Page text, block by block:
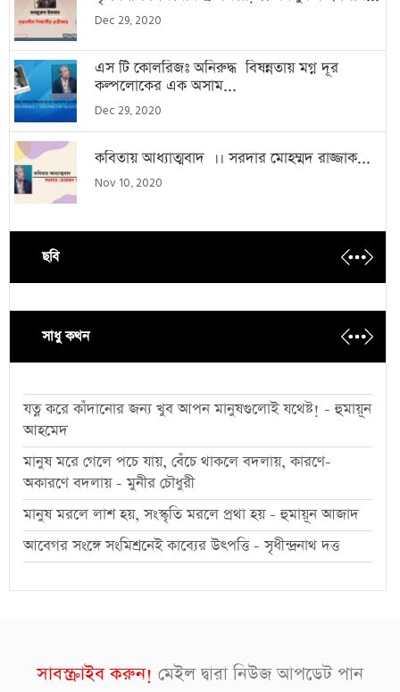
Dec 29, 2020
এস টি কোলরিজঃ অনিরুদ্ধ বিষন্নতায় মগ্ন দূর
কল্পলোকের এক অসাম...
Dec 29, 2020
কবিতায় আধ্যাত্মবাদ ।। সরদার মোহম্মদ রাজ্জাক...
Nov 10, 2020
ছবি
সাধু কথন
যত্ন করে কাঁদানোর জন্য খুব আপন মানুষগুলোই যথেষ্ট! - হুমায়ূন
আহমেদ
মানুষ মরে গেলে পচে যায়, বেঁচে থাকলে বদলায়, কারণে-
অকারণে বদলায় - মুনীর চৌধুরী
মানুষ মরলে লাশ হয়, সংস্কৃতি মরলে প্রথা হয় - হুমায়ূন আজাদ
আবেগর সংঙ্গে সংমিশ্রনেই কাব্যের উৎপত্তি - সৃধীন্দ্রনাথ দত্ত
সাবস্ক্রাইব করুন! মেইল দ্বারা নিউজ আপডেট পান